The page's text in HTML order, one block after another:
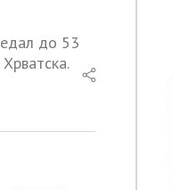
до 53